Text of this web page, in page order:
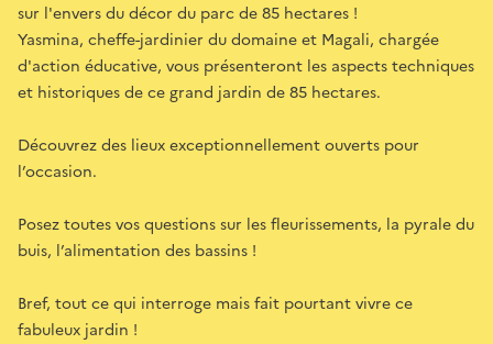
sur l'envers du décor du parc de 85 hectares !
Yasmina, cheffe-jardinier du domaine et Magali, chargée
d'action éducative, vous présenteront les aspects techniques
et historiques de ce grand jardin de 85 hectares.
Découvrez des lieux exceptionnellement ouverts pour
l’occasion.
Posez toutes vos questions sur les fleurissements, la pyrale du
buis, l’alimentation des bassins !
Bref, tout ce qui interroge mais fait pourtant vivre ce
fabuleux jardin !